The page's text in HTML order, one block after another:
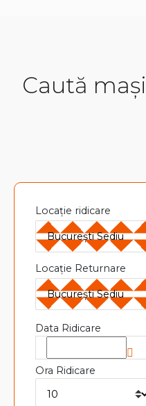
Caută
Locație ridicare
Locație Returnare
Data Ridicare
Ora Ridicare